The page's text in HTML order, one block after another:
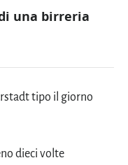
una birreria
tipo il giorno
dieci volte